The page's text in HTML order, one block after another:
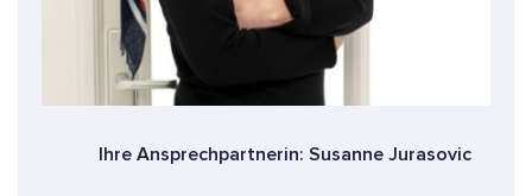
Ihre Ansprechpartnerin: Susanne Jurasovic